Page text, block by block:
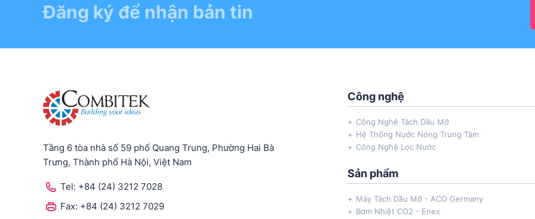
Đăng ký để nhận bản tin
Công nghệ
Công Nghệ Tách Dầu Mỡ
Hệ Thống Nước Nóng Trung Tâm
Công Nghệ Lọc Nước
Sản phẩm
Máy Tách Dầu Mỡ - ACO Germany
Bơm Nhiệt CO2 - Enex
Tầng 6 tòa nhà số 59 phố Quang Trung, Phường Hai Bà
Trưng, Thành phố Hà Nội, Việt Nam
Tel: +84 (24) 3212 7028
Fax: +84 (24) 3212 7029